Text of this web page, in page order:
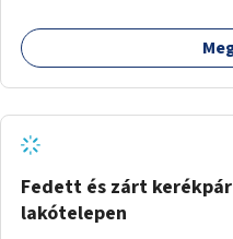
Fedett és zárt
lakótelepen